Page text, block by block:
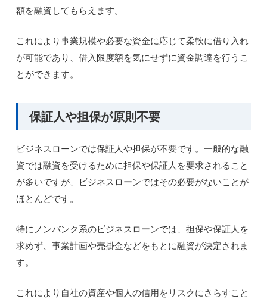
額を融資してもらえます。
これにより事業規模や必要な資金に応じて柔軟に借り入れ
が可能であり、借入限度額を気にせずに資金調達を行うこ
とができます。
保証人や担保が原則不要
ビジネスローンでは保証人や担保が不要です。一般的な融
資では融資を受けるために担保や保証人を要求されること
が多いですが、ビジネスローンではその必要がないことが
ほとんどです。
特にノンバンク系のビジネスローンでは、担保や保証人を
求めず、事業計画や売掛金などをもとに融資が決定されま
す。
これにより自社の資産や個人の信用をリスクにさらすこと